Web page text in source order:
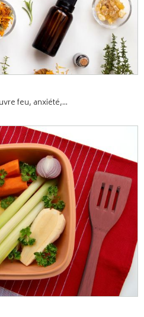
feu, anxiété,...